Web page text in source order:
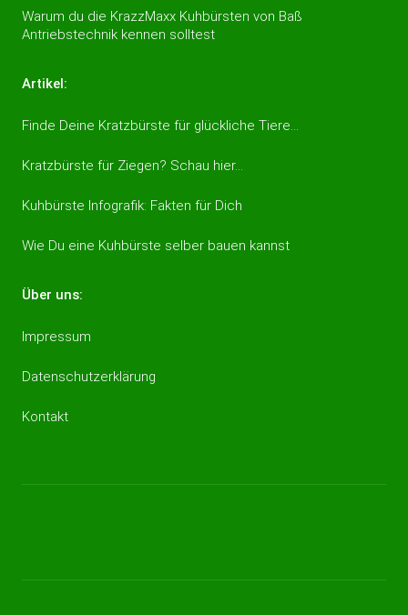
Warum du die KrazzMaxx Kuhbürsten von Baß
Antriebstechnik kennen solltest
Artikel:
Finde Deine Kratzbürste für glückliche Tiere…
Kratzbürste für Ziegen? Schau hier…
Kuhbürste Infografik: Fakten für Dich
Wie Du eine Kuhbürste selber bauen kannst
Über uns:
Impressum
Datenschutzerklärung
Kontakt